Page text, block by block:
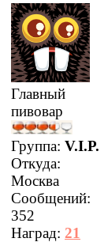
Главный
пивовар
Группа: V.I.P.
Откуда:
Москва
Сообщений:
352
Наград: 21